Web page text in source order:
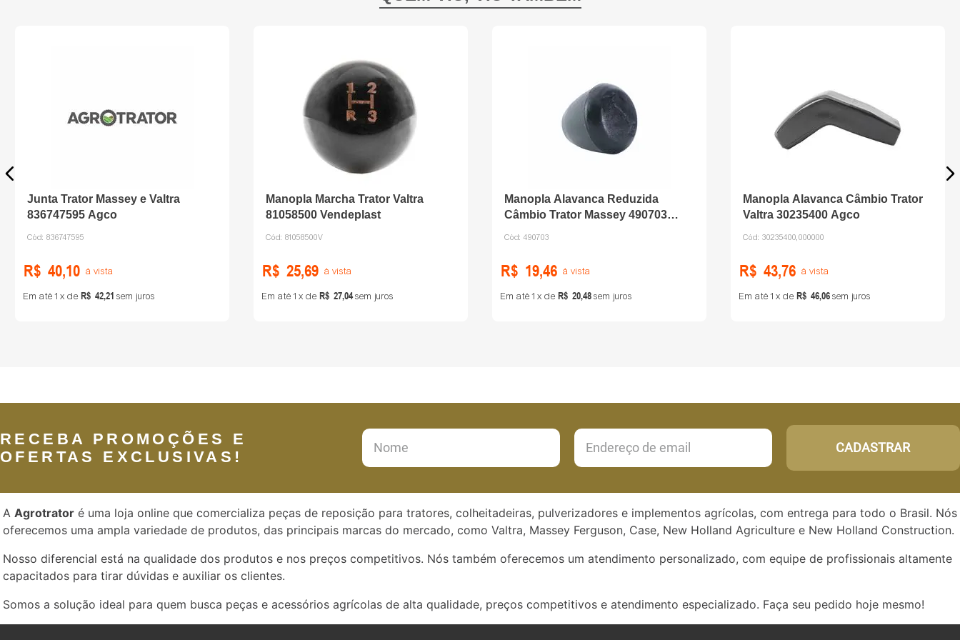
Junta Trator Massey e Valtra
836747595 Agco
Cód: 836747595
R$ 40,10 à vista
Em até1 de R$ 42,21 sem juros
Manopla Marcha Trator Valtra
81058500 Vendeplast
Cód: 81058500V
R$ 25,69 à vista
Em até1 de R$ 27,04sem juros
Manopla Alavanca Reduzida
Câmbio Trator Massey 490703
Cód:490703
R$ 19,46 à vista
Em até1 de R$ 20,48sem juros
Manopla Alavanca Câmbio Trator
Valtra 30235400 Agco
Cód: 30235400,000000
R$ 43,76 à vista
Em até1 de R$ 46,06sem juros
RECEBA PROMOÇÕES E
OFERTAS EXCLUSIVAS!
CADASTRAR
A Agrotrator é uma loja online que comercializa peças de reposição para tratores, colheitadeiras, pulverizadores e implementos agrícolas, com entrega para todo o Brasil. Nós
oferecemos uma ampla variedade de produtos, das principais marcas do mercado, como Valtra, Massey Ferguson, Case, New Holland Agriculture e New Holland Construction.
Nosso diferencial está na qualidade dos produtos e nos preços competitivos. Nós também oferecemos um atendimento personalizado, com equipe de profissionais altamente
capacitados para tirar dúvidas e auxiliar os clientes.
Somos a solução ideal para quem busca peças e acessórios agrícolas de alta qualidade, preços competitivos e atendimento especializado. Faça seu pedido hoje mesmo!